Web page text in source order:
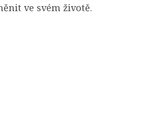
ve svém životě.